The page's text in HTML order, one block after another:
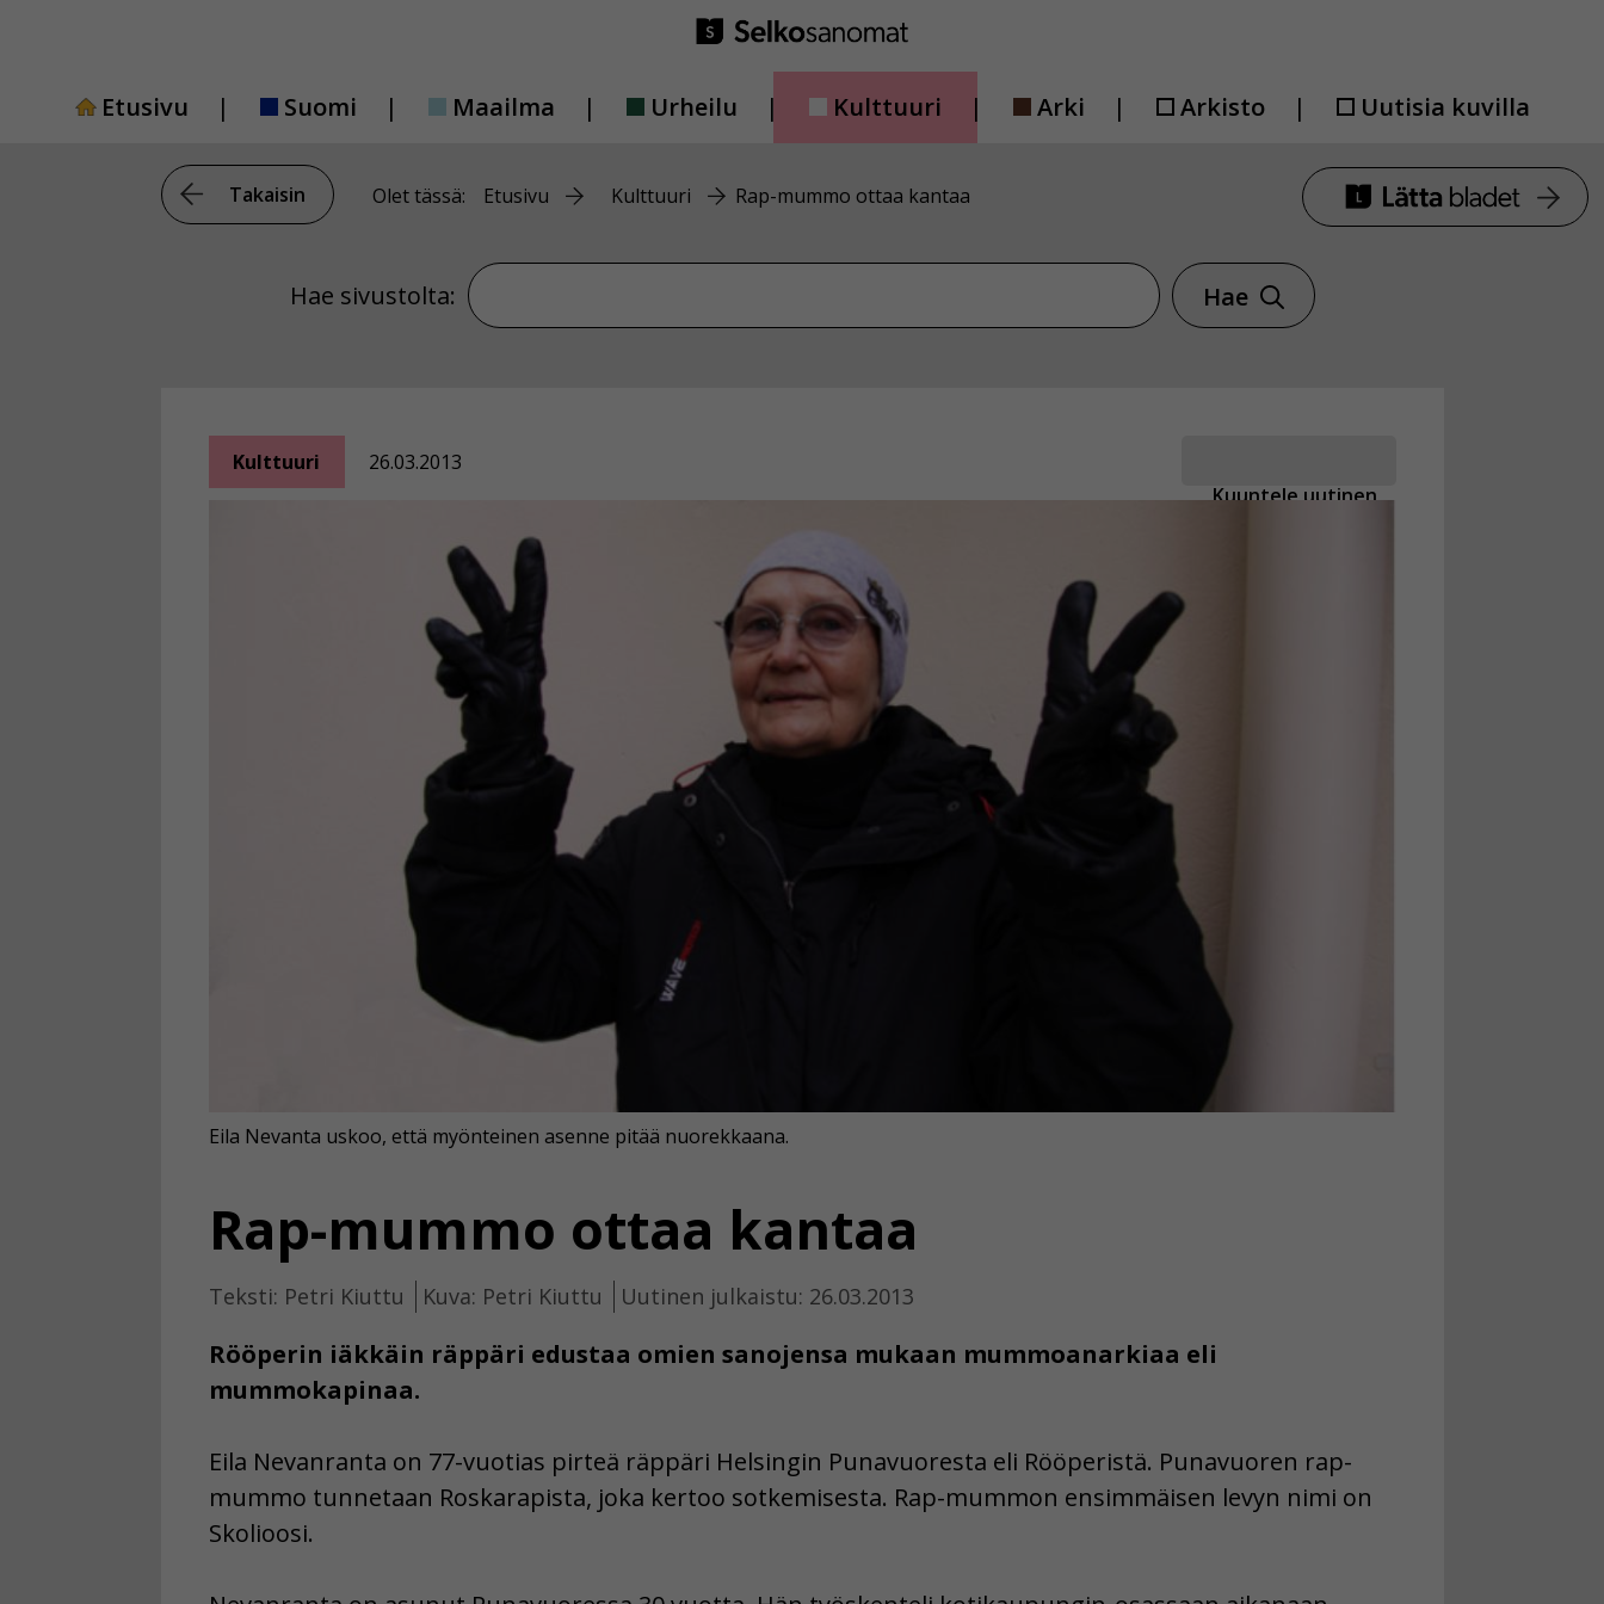
Etusivu
Suomi Maailma Urheilu Kulttuuri Arki Arkisto Uutisia kuvilla
Takaisin Olet tässä: Etusivu Kulttuuri Rap-mummo ottaa kantaa
Hae sivustolta: Hae sivustolta
Hae
Kuuntele uutinen
Kulttuuri 26.03.2013
Rap-mummo ottaa kantaa
Teksti: Petri Kiuttu Kuva: Petri Kiuttu Uutinen julkaistu: 26.03.2013
Rööperin iäkkäin räppäri edustaa omien sanojensa mukaan mummoanarkiaa eli
mummokapinaa.
Eila Nevanta uskoo, että myönteinen asenne pitää nuorekkaana.
Eila Nevanranta on 77-vuotias pirteä räppäri Helsingin Punavuoresta eli Rööperistä. Punavuoren rap-
mummo tunnetaan Roskarapista, joka kertoo sotkemisesta. Rap-mummon ensimmäisen levyn nimi on
Skolioosi.